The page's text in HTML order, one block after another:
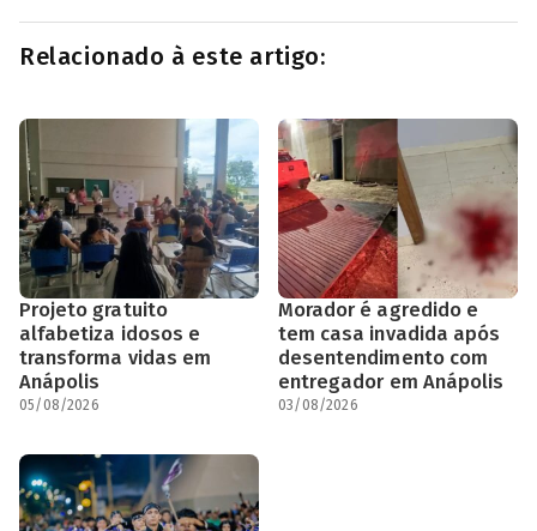
Relacionado à este artigo:
Projeto gratuito
alfabetiza idosos e
transforma vidas em
Anápolis
05/08/2026
Morador é agredido e
tem casa invadida após
desentendimento com
entregador em Anápolis
03/08/2026